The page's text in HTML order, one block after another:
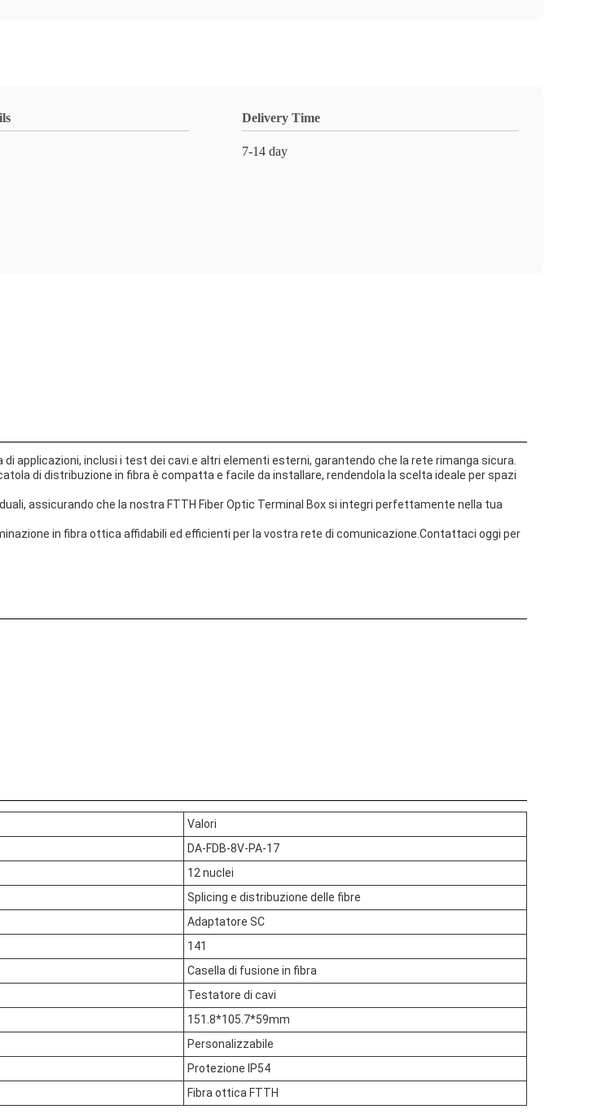
Delivery Time
7-14 day
applicazioni, inclusi i test dei cavi.e altri elementi esterni, garantendo che la rete rimanga sicura.
di distribuzione in fibra è compatta e facile da installare, rendendola la scelta ideale per spazi
assicurando che la nostra FTTH Fiber Optic Terminal Box si integri perfettamente nella tua
in fibra ottica affidabili ed efficienti per la vostra rete di comunicazione.Contattaci oggi per
Valori
DA-FDB-8V-PA-17
12 nuclei
Splicing e distribuzione delle fibre
Adaptatore SC
141
Casella di fusione in fibra
Testatore di cavi
151.8*105.7*59mm
Personalizzabile
Protezione IP54
Fibra ottica FTTH